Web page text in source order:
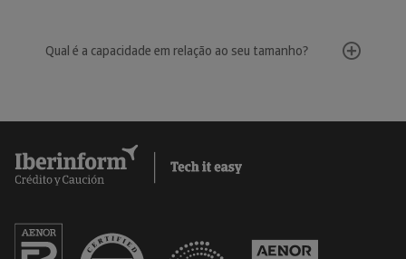
Qual é a capacidade em relação ao seu tamanho?